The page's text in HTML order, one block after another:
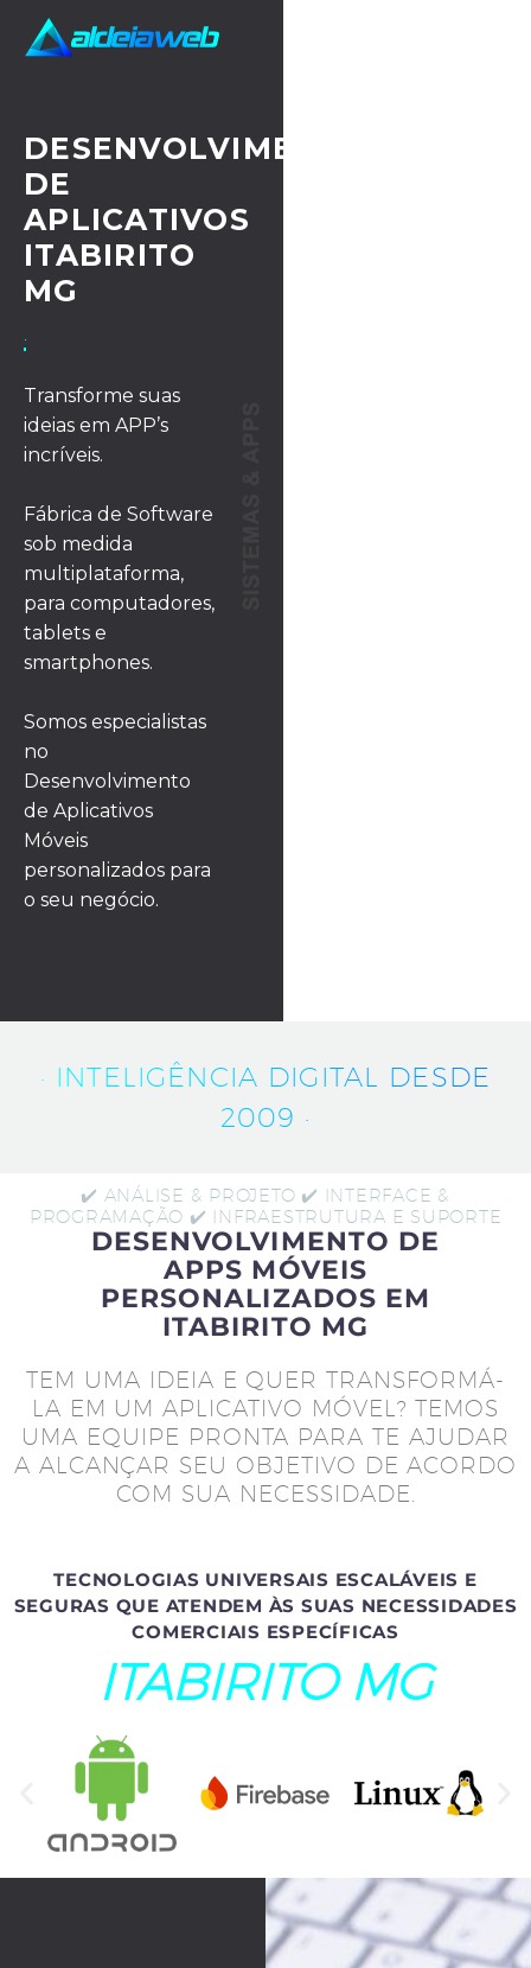
DESENVOLVIMENTO
DE
APLICATIVOS
ITABIRITO
MG
· UX/UI DESIGN
Transforme suas
ideias em APP’s
incríveis.
Fábrica de Software
sob medida
multiplataforma,
para computadores,
tablets e
smartphones.
Somos especialistas
no
Desenvolvimento
de Aplicativos
Móveis
personalizados para
o seu negócio.
· INTELIGÊNCIA DIGITAL DESDE
2009 ·
✔️ ANÁLISE & PROJETO ✔️ INTERFACE &
PROGRAMAÇÃO ✔️ INFRAESTRUTURA E SUPORTE
DESENVOLVIMENTO DE
APPS MÓVEIS
PERSONALIZADOS EM
ITABIRITO MG
TEM UMA IDEIA E QUER TRANSFORMÁ-
LA EM UM APLICATIVO MÓVEL? TEMOS
UMA EQUIPE PRONTA PARA TE AJUDAR
A ALCANÇAR SEU OBJETIVO DE ACORDO
COM SUA NECESSIDADE.
TECNOLOGIAS UNIVERSAIS ESCALÁVEIS E
SEGURAS QUE ATENDEM ÀS SUAS NECESSIDADES
COMERCIAIS ESPECÍFICAS
ITABIRITO MG